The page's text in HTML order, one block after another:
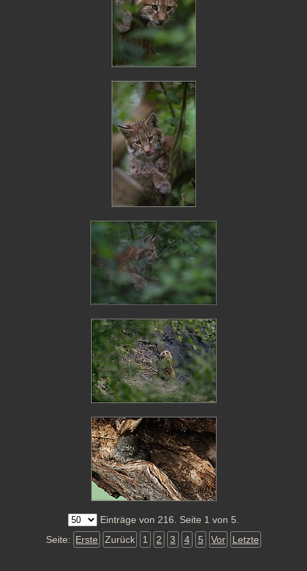
Einträge von 216. Seite 1 von 5.
Seite: Erste Zurück 1 2 3 4 5 Vor Letzte